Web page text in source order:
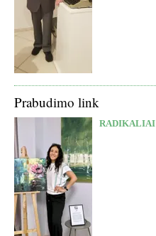
Prabudimo link
RADIKALIAI